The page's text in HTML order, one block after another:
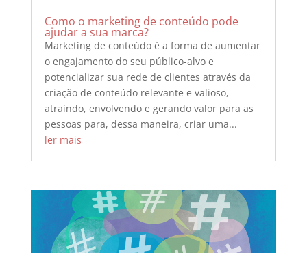
Como o marketing de conteúdo pode
ajudar a sua marca?
Marketing de conteúdo é a forma de aumentar
o engajamento do seu público-alvo e
potencializar sua rede de clientes através da
criação de conteúdo relevante e valioso,
atraindo, envolvendo e gerando valor para as
pessoas para, dessa maneira, criar uma...
ler mais